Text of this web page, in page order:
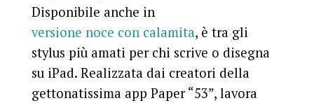
Disponibile anche in
versione noce con calamita, è tra gli
stylus più amati per chi scrive o disegna
su iPad. Realizzata dai creatori della
gettonatissima app Paper “53”, lavora